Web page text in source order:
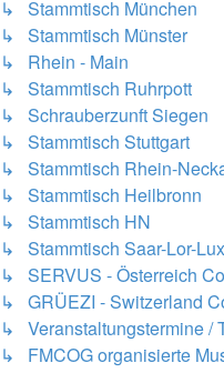
↳ Stammtisch München
↳ Stammtisch Münster
↳ Rhein - Main
↳ Stammtisch Ruhrpott
↳ Schrauberzunft Siegen
↳ Stammtisch Stuttgart
↳ Stammtisch Rhein-
↳ Stammtisch Heilbronn
↳ Stammtisch HN
↳ Stammtisch Saar-Lor-Lux
↳ SERVUS - Österreich
↳ GRÜEZI - Switzerland
↳ Veranstaltungstermine /
↳ FMCOG organisierte